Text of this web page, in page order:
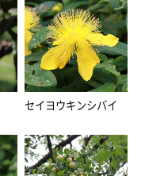
セイヨウキンシバイ